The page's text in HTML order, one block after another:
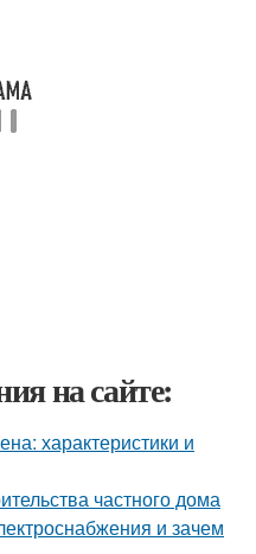
на сайте:
характеристики и
частного дома
и зачем